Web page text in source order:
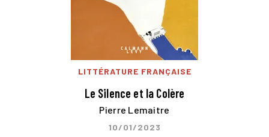
LITTÉRATURE FRANÇAISE
Le Silence et la Colère
Pierre Lemaitre
10/01/2023